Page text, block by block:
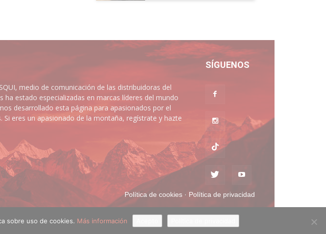
medio de comunicación de las distribuidoras del
ha estado especializadas en marcas líderes del mundo
desarrollado esta página para apasionados por el
eres un apasionado de la montaña, regístrate y hazte
SÍGUENOS
Política de cookies· Política de privacidad
sobre uso de cookies. Más información